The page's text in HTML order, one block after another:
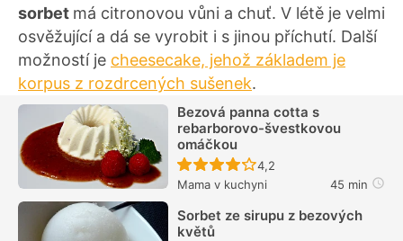
sorbet má citronovou vůni a chuť. V létě je velmi
osvěžující a dá se vyrobit i s jinou příchutí. Další
možností je cheesecake, jehož základem je
korpus z rozdrcených sušenek.
Bezová panna cotta s
rebarborovo-švestkovou
omáčkou
Recept ještě nebyl
4,2
Mama v kuchyni
45 min
Sorbet ze sirupu z bezových
květů